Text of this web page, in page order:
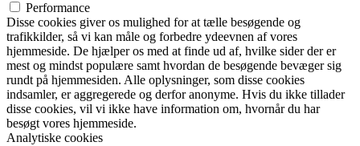
Performance
Disse cookies giver os mulighed for at tælle besøgende og
trafikkilder, så vi kan måle og forbedre ydeevnen af vores
hjemmeside. De hjælper os med at finde ud af, hvilke sider der er
mest og mindst populære samt hvordan de besøgende bevæger sig
rundt på hjemmesiden. Alle oplysninger, som disse cookies
indsamler, er aggregerede og derfor anonyme. Hvis du ikke tillader
disse cookies, vil vi ikke have information om, hvornår du har
besøgt vores hjemmeside.
Analytiske cookies